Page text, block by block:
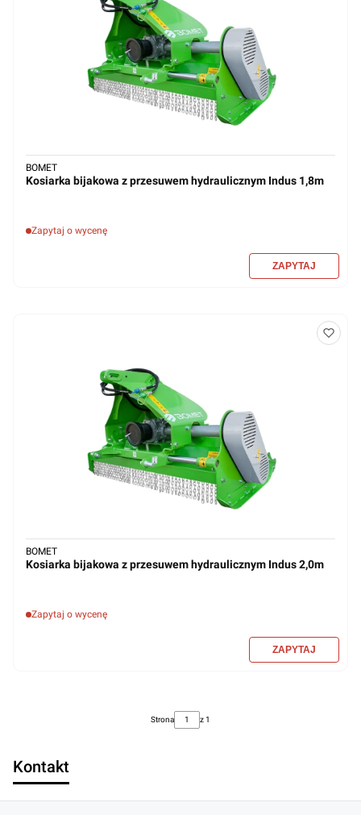
Kosiarka bijakowa z przesuwem hydraulicznym Indus 1,8m
Zapytaj o wycenę
BOMET
Kosiarka bijakowa z przesuwem hydraulicznym Indus 2,0m
Zapytaj o wycenę
BOMET
Strona z 1
Kontakt